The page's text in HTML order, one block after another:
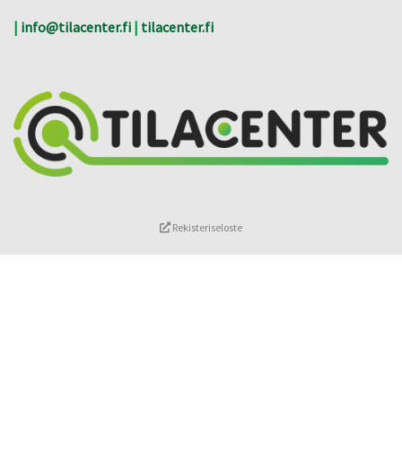
| info@tilacenter.fi | tilacenter.fi
Rekisteriseloste